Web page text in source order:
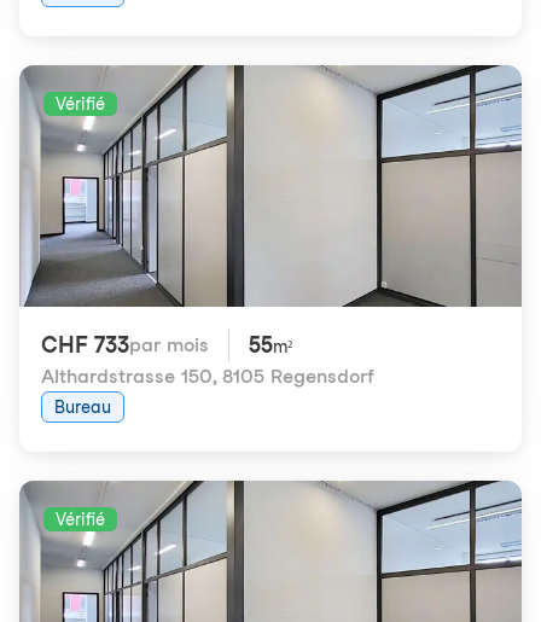
Vérifié
CHF 733par mois 55m²
Althardstrasse 150, 8105 Regensdorf
Bureau
Vérifié